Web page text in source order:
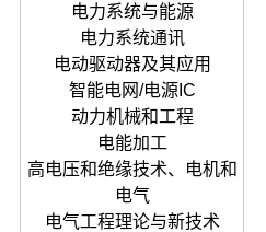
电力系统与能源
电力系统通讯
电动驱动器及其应用
智能电网/电源IC
动力机械和工程
电能加工
高电压和绝缘技术、电机和
电气
电气工程理论与新技术